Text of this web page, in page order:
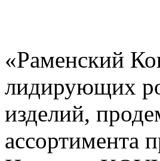
«Раменский
лидирующих
изделий,
ассортимента